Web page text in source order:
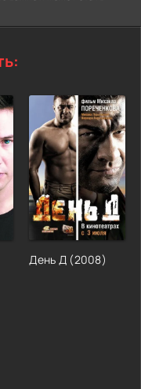
День Д (2008)